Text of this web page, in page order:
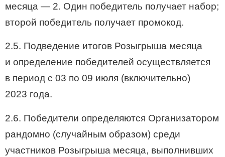
месяца — 2. Один победитель получает набор;
второй победитель получает промокод.
2.5. Подведение итогов Розыгрыша месяца
и определение победителей осуществляется
в период с 03 по 09 июля (включительно)
2023 года.
2.6. Победители определяются Организатором
рандомно (случайным образом) среди
участников Розыгрыша месяца, выполнивших